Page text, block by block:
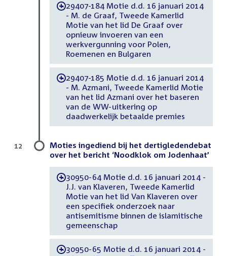
-29407-184 Motie d.d. 16 januari 2014
- M. de Graaf, Tweede Kamerlid
Motie van het lid De Graaf over
opnieuw invoeren van een
werkvergunning voor Polen,
Roemenen en Bulgaren
-29407-185 Motie d.d. 16 januari 2014
- M. Azmani, Tweede Kamerlid Motie
van het lid Azmani over het baseren
van de WW-uitkering op
daadwerkelijk betaalde premies
Moties ingediend bij het dertigledendebat
over het bericht ‘Noodklok om Jodenhaat’
-30950-64 Motie d.d. 16 januari 2014 -
J.J. van Klaveren, Tweede Kamerlid
Motie van het lid Van Klaveren over
een specifiek onderzoek naar
antisemitisme binnen de islamitische
gemeenschap
-30950-65 Motie d.d. 16 januari 2014 -
12